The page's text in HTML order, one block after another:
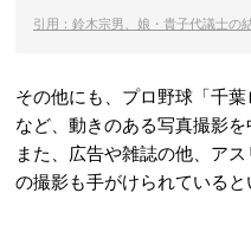
引用：鈴木宗男、娘・貴子代議士の
その他にも、プロ野球「千
など、動きのある写真撮影を
また、広告や雑誌の他、ア
の撮影も手がけられていると